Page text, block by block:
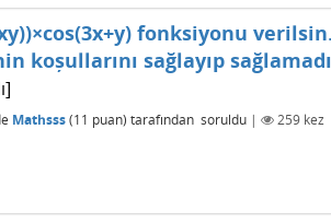
fonksiyonu
sağlayıp
Mathsss(11 puan) tarafından soruldu | 259 kez